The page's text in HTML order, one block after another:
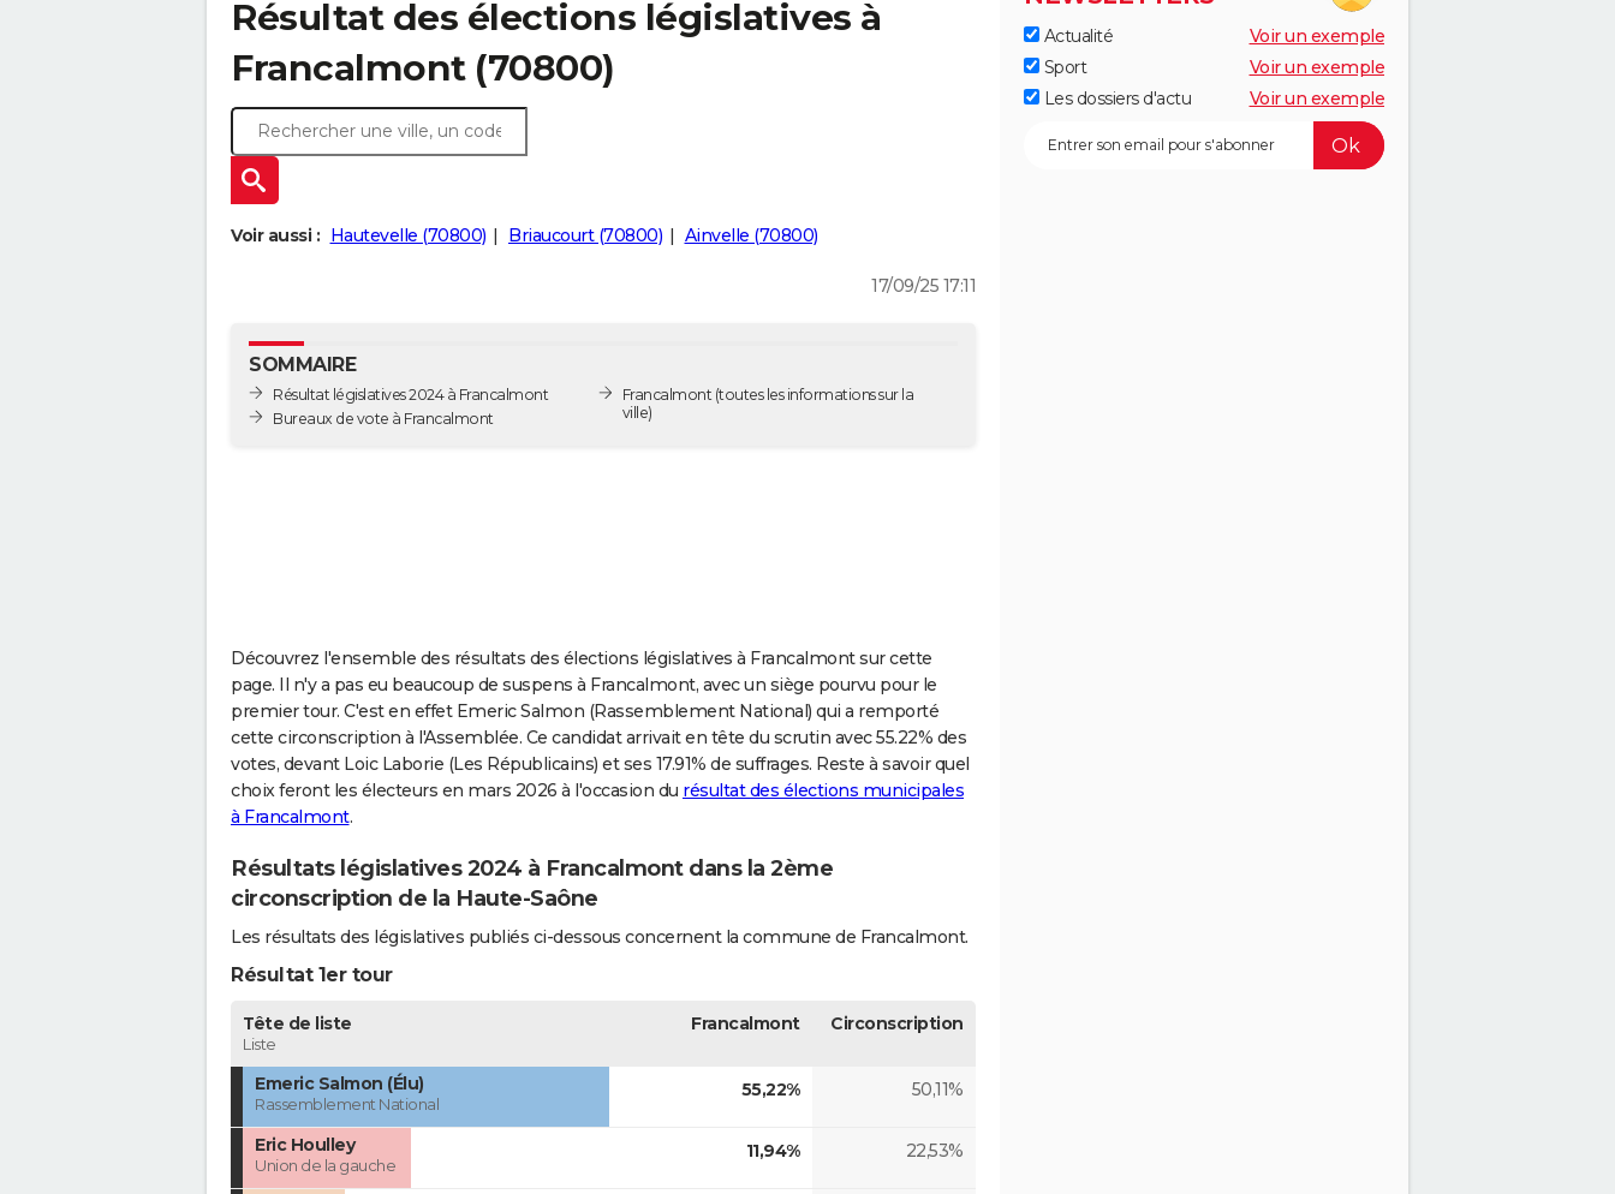
Résultat des élections législatives à
Francalmont (70800)
Voir aussi : Hautevelle (70800) Briaucourt (70800) Ainvelle (70800)
17/09/25 17:11
SOMMAIRE
Résultat législatives 2024 à Francalmont
Bureaux de vote à Francalmont
Francalmont (toutes les informations sur la
ville)
Découvrez l'ensemble des résultats des élections législatives à Francalmont sur cette
page. Il n'y a pas eu beaucoup de suspens à Francalmont, avec un siège pourvu pour le
premier tour. C'est en effet Emeric Salmon (Rassemblement National) qui a remporté
cette circonscription à l'Assemblée. Ce candidat arrivait en tête du scrutin avec 55.22% des
votes, devant Loic Laborie (Les Républicains) et ses 17.91% de suffrages. Reste à savoir quel
choix feront les électeurs en mars 2026 à l'occasion du résultat des élections municipales
à Francalmont.
Résultats législatives 2024 à Francalmont dans la 2ème
circonscription de la Haute-Saône
Les résultats des législatives publiés ci-dessous concernent la commune de Francalmont.
Résultat 1er tour
Tête de liste
Liste
Francalmont Circonscription
Emeric Salmon (Élu)
Rassemblement National
55,22% 50,11%
Eric Houlley
Union de la gauche
11,94% 22,53%
Actualité
Voir un exemple
Sport
Voir un exemple
Les dossiers d'actu
Voir un exemple